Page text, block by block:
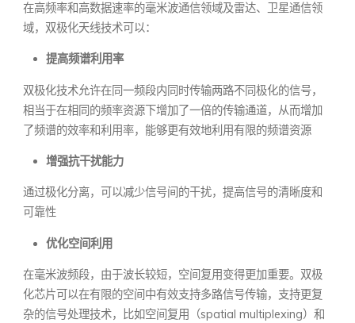
在高频率和高数据速率的毫米波通信领域及雷达、卫星通信领
域，双极化天线技术可以：
提高频谱利用率
双极化技术允许在同一频段内同时传输两路不同极化的信号，
相当于在相同的频率资源下增加了一倍的传输通道，从而增加
了频谱的效率和利用率，能够更有效地利用有限的频谱资源
增强抗干扰能力
通过极化分离，可以减少信号间的干扰，提高信号的清晰度和
可靠性
优化空间利用
在毫米波频段，由于波长较短，空间复用变得更加重要。双极
化芯片可以在有限的空间中有效支持多路信号传输，支持更复
杂的信号处理技术，比如空间复用（spatial multiplexing）和